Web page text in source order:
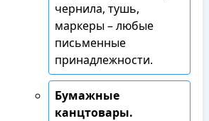
чернила, тушь,
маркеры – любые
письменные
принадлежности.
Бумажные
канцтовары.